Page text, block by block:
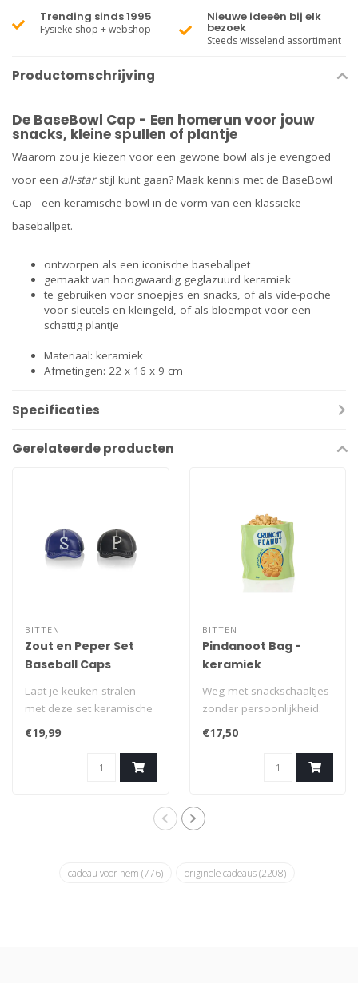
Trending sinds 1995
Fysieke shop + webshop
Nieuwe ideeën bij elk
bezoek
Steeds wisselend assortiment
Productomschrijving
De BaseBowl Cap - Een homerun voor jouw
snacks, kleine spullen of plantje
Waarom zou je kiezen voor een gewone bowl als je evengoed
voor een all-starstijl kunt gaan? Maak kennis met de BaseBowl
Cap - een keramische bowl in de vorm van een klassieke
baseballpet.
ontworpen als een iconische baseballpet
gemaakt van hoogwaardig geglazuurd keramiek
te gebruiken voor snoepjes en snacks, of als vide-poche
voor sleutels en kleingeld, of als bloempot voor een
schattig plantje
Materiaal: keramiek
Afmetingen: 22 x 16 x 9 cm
Specificaties
Gerelateerde producten
BITTEN
Zout en Peper Set
Baseball Caps
Laat je keuken stralen
met deze set keramische
zout- en pepervaatjes,
ontworpen ..
€19,99
BITTEN
Pindanoot Bag -
keramiek
Weg met snackschaaltjes
zonder persoonlijkheid.
Geef je favoriete
lekkernijen de..
€17,50
cadeau voor hem (776) originele cadeaus(2208)